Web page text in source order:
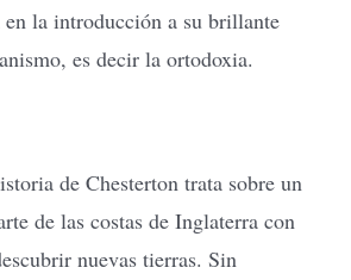
en la introducción a su brillante
es decir la ortodoxia.
de Chesterton trata sobre un
de las costas de Inglaterra con
nuevas tierras. Sin